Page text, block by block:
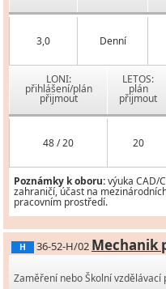
3,0 Denní
LONI:
přihlášení/plán
přijmout
LETOS:
plán
přijmout
48 / 20 20
Poznámky k oboru:výuka CAD/
zahraničí, účast na
pracovním prostředí.
H 36-52-H/02 Mechanik
Zaměření nebo Školní vzdělávací